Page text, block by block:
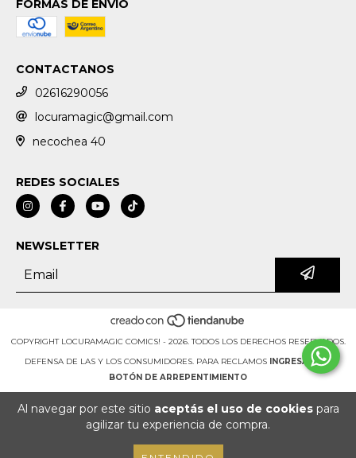
Al navegar por este sitio aceptás el uso de cookiespara
agilizar tu experiencia de compra.
FORMAS DE ENVÍO
CONTACTANOS
02616290056
locuramagic@gmail.com
necochea 40
REDES SOCIALES
NEWSLETTER
COPYRIGHT LOCURAMAGIC COMICS! - 2026. TODOS LOS DERECHOS RESERVADOS.
DEFENSA DE LAS Y LOS CONSUMIDORES. PARA RECLAMOS INGRESÁ ACÁ.
BOTÓN DE ARREPENTIMIENTO